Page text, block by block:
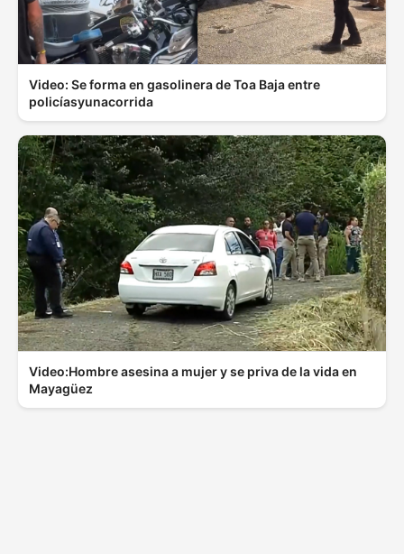
Video: Se forma en gasolinera de Toa Baja entre
policíasyunacorrida
Video:Hombre asesina a mujer y se priva de la vida en
Mayagüez